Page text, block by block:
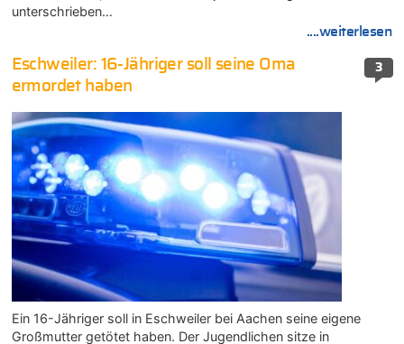
unterschrieben…
....weiterlesen
3
Eschweiler: 16-Jähriger soll seine Oma
ermordet haben
Ein 16-Jähriger soll in Eschweiler bei Aachen seine eigene
Großmutter getötet haben. Der Jugendlichen sitze in